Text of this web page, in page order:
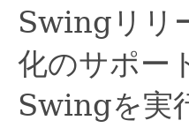
Swingリリ
化のサポー
Swingを実